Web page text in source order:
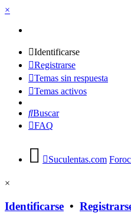
×
Identificarse
Registrarse
Temas sin respuesta
Temas activos
Buscar
FAQ
Suculentas.com
×
Identificarse •